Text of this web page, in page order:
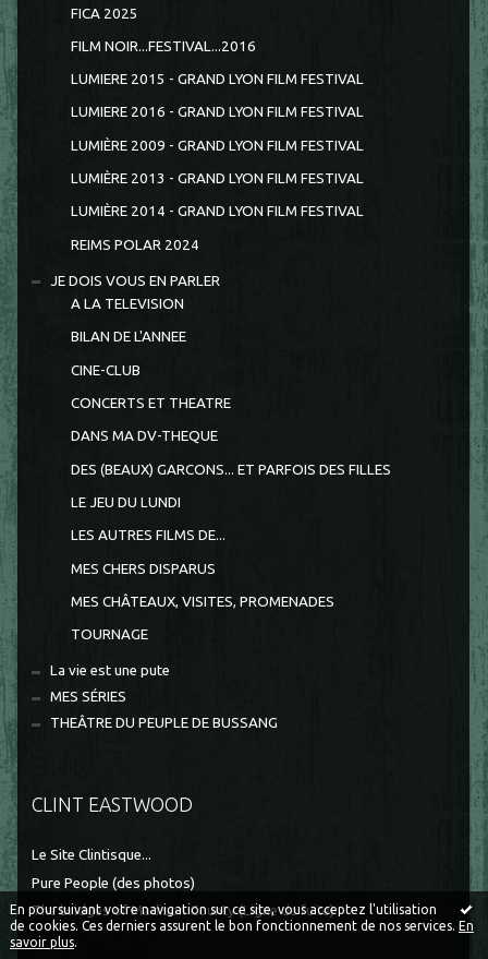
En poursuivant votre navigation sur ce site, vous acceptez l'utilisation
de cookies. Ces derniers assurent le bon fonctionnement de nos services. En
savoir plus.
FICA 2025
FILM NOIR...FESTIVAL...2016
LUMIERE 2015 - GRAND LYON FILM FESTIVAL
LUMIERE 2016 - GRAND LYON FILM FESTIVAL
LUMIÈRE 2009 - GRAND LYON FILM FESTIVAL
LUMIÈRE 2013 - GRAND LYON FILM FESTIVAL
LUMIÈRE 2014 - GRAND LYON FILM FESTIVAL
REIMS POLAR 2024
JE DOIS VOUS EN PARLER
A LA TELEVISION
BILAN DE L'ANNEE
CINE-CLUB
CONCERTS ET THEATRE
DANS MA DV-THEQUE
DES (BEAUX) GARCONS... ET PARFOIS DES FILLES
LE JEU DU LUNDI
LES AUTRES FILMS DE...
MES CHERS DISPARUS
MES CHÂTEAUX, VISITES, PROMENADES
TOURNAGE
La vie est une pute
MES SÉRIES
THEÂTRE DU PEUPLE DE BUSSANG
CLINT EASTWOOD
Le Site Clintisque...
Pure People (des photos)
The bridges of Madison County (Ligne de fuite)